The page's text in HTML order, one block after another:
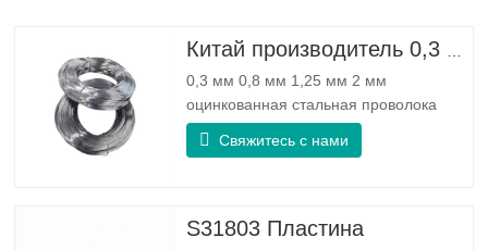
Китай производитель 0,3 мм 0,8 мм 1,25 мм 2 мм оцинкованная стальная проволока
0,3 мм 0,8 мм 1,25 мм 2 мм
оцинкованная стальная проволока
Хорошая надежностьЭто: может
улучшить некоторые сучки, заусенцы и
Износостойкость оцинкованной стали
Свяжитесь с нами
S31803 Пластина